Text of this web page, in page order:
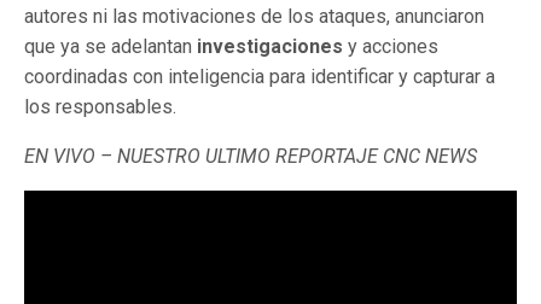
autores ni las motivaciones de los ataques, anunciaron
que ya se adelantan investigaciones y acciones
coordinadas con inteligencia para identificar y capturar a
los responsables.
EN VIVO – NUESTRO ULTIMO REPORTAJE CNC NEWS